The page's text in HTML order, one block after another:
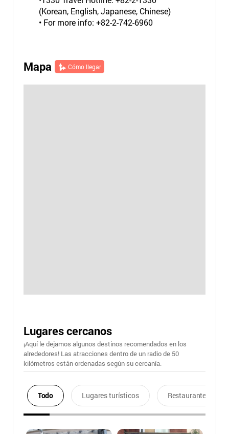
(Korean, English, Japanese, Chinese)
• For more info: +82-2-742-6960
Mapa Cómo llegar
Lugares cercanos
¡Aquí le dejamos algunos destinos recomendados en los
alrededores! Las atracciones dentro de un radio de 50
kilómetros están ordenadas según su cercanía.
Todo Lugares turísticos Restaurantes